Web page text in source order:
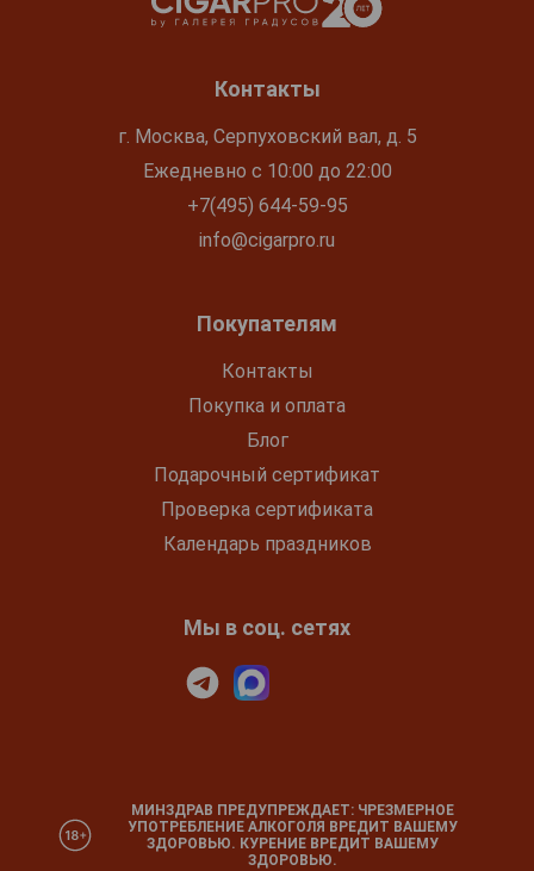
Контакты
г. Москва, Серпуховский вал, д. 5
Ежедневно с 10:00 до 22:00
+7(495) 644-59-95
info@cigarpro.ru
Покупателям
Контакты
Покупка и оплата
Блог
Подарочный сертификат
Проверка сертификата
Календарь праздников
Мы в соц. сетях
МИНЗДРАВ ПРЕДУПРЕЖДАЕТ: ЧРЕЗМЕРНОЕ
УПОТРЕБЛЕНИЕ АЛКОГОЛЯ ВРЕДИТ ВАШЕМУ
ЗДОРОВЬЮ. КУРЕНИЕ ВРЕДИТ ВАШЕМУ
ЗДОРОВЬЮ.